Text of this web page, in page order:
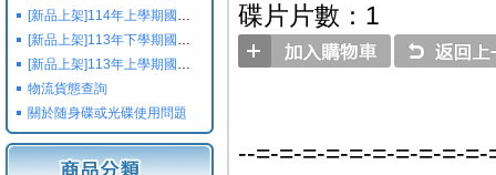
[新品上架]114年上學期國小國中高中命題光碟,校用卷,習作
[新品上架]113年下學期國小國中高中命題光碟,校用卷,習作
[新品上架]113年上學期國小國中高中命題光碟,校用卷,習作
物流貨態查詢
關於随身碟或光碟使用問題
碟片片數：1
--=-=-=-=-=-=-=-=-=-